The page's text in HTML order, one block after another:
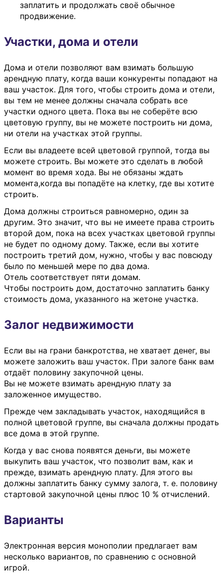
заплатить и продолжать своё обычное
продвижение.
Участки, дома и отели
Дома и отели позволяют вам взимать большую
арендную плату, когда ваши конкуренты попадают на
ваш участок. Для того, чтобы строить дома и отели,
вы тем не менее должны сначала собрать все
участки одного цвета. Пока вы не соберёте всю
цветовую группу, вы не можете построить ни дома,
ни отели на участках этой группы.
Если вы владеете всей цветовой группой, тогда вы
можете строить. Вы можете это сделать в любой
момент во время хода. Вы не обязаны ждать
момента,когда вы попадёте на клетку, где вы хотите
строить.
Дома должны строиться равномерно, один за
другим. Это значит, что вы не имеете права строить
второй дом, пока на всех участках цветовой группы
не будет по одному дому. Также, если вы хотите
построить третий дом, нужно, чтобы у вас повсюду
было по меньшей мере по два дома.
Отель соответствует пяти домам.
Чтобы построить дом, достаточно заплатить банку
стоимость дома, указанного на жетоне участка.
Залог недвижимости
Если вы на грани банкротства, не хватает денег, вы
можете заложить ваш участок. При залоге банк вам
отдаёт половину закупочной цены.
Вы не можете взимать арендную плату за
заложенное имущество.
Прежде чем закладывать участок, находящийся в
полной цветовой группе, вы сначала должны продать
все дома в этой группе.
Когда у вас снова появятся деньги, вы можете
выкупить ваш участок, что позволит вам, как и
прежде, взимать арендную плату. Для этого вы
должны заплатить банку сумму залога, т. е. половину
стартовой закупочной цены плюс 10 % отчислений.
Варианты
Электронная версия монополии предлагает вам
несколько вариантов, по сравнению с основной
игрой.